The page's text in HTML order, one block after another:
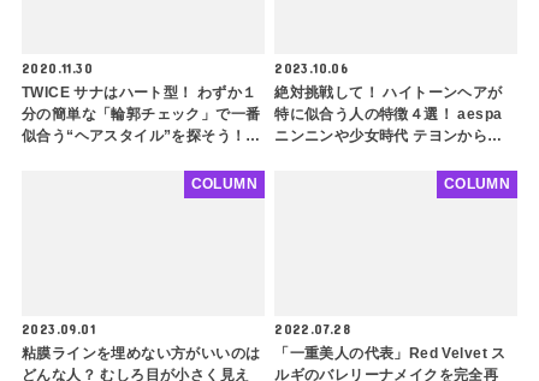
2020.11.30
TWICE サナはハート型！ わずか１
分の簡単な「輪郭チェック」で一番
似合う“ヘアスタイル”を探そう！
2023.10.06
絶対挑戦して！ ハイトーンヘアが
特に似合う人の特徴４選！ aespa
ニンニンや少女時代 テヨンから見
2023.09.01
粘膜ラインを埋めない方がいいのは
どんな人？ むしろ目が小さく見え
COLUMN
2022.07.28
「一重美人の代表」Red Velvet ス
ルギのバレリーナメイクを完全再
COLUMN